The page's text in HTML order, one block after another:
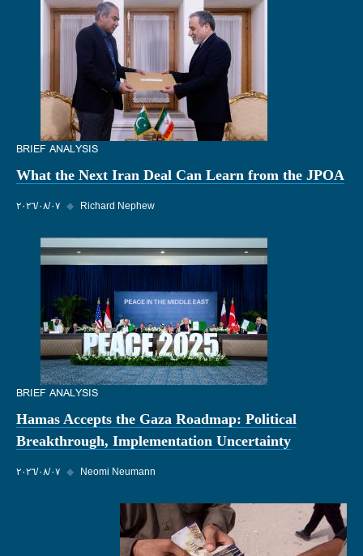
BRIEF ANALYSIS
What the Next Iran Deal Can Learn from the JPOA
٠٧‏/٠٨‏/٢٠٢٦ ◆ Richard Nephew
BRIEF ANALYSIS
Hamas Accepts the Gaza Roadmap: Political
Breakthrough, Implementation Uncertainty
٠٧‏/٠٨‏/٢٠٢٦ ◆ Neomi Neumann